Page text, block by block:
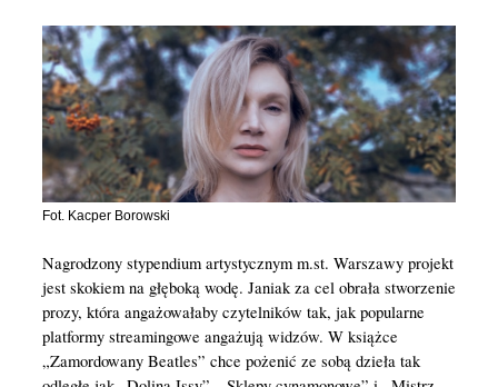
Fot. Kacper Borowski
Nagrodzony stypendium artystycznym m.st. Warszawy projekt
jest skokiem na głęboką wodę. Janiak za cel obrała stworzenie
prozy, która angażowałaby czytelników tak, jak popularne
platformy streamingowe angażują widzów. W książce
„Zamordowany Beatles” chce pożenić ze sobą dzieła tak